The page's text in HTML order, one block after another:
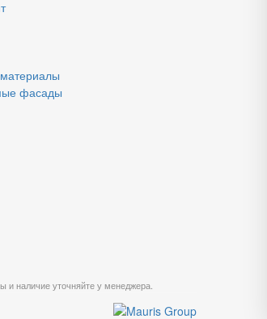
фасады
и наличие уточняйте у менеджера.